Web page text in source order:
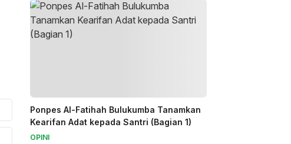
Ponpes Al-Fatihah Bulukumba Tanamkan
Kearifan Adat kepada Santri (Bagian 1)
OPINI